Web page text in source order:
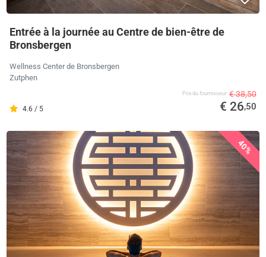
Entrée à la journée au Centre de bien-être de
Bronsbergen
Wellness Center de Bronsbergen
Zutphen
4.6 / 5
Prix ​​du fournisseur € 38,50
€ 26,50
40%